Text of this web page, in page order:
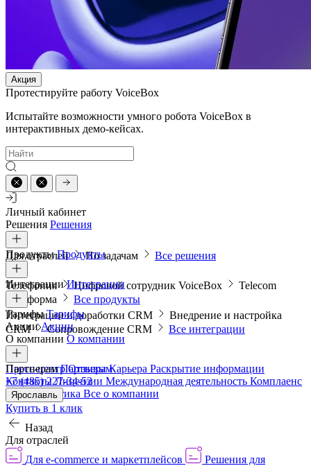
Акция
Протестируйте работу VoiceBox
Испытайте возможности умного робота VoiceBox в
интерактивных демо-кейсах.
Личный кабинет
Решения Решения
Для отраслей По задачам Все решения
ПродуктыПродукты
Телефония Цифровой сотрудник VoiceBox
Telecom
платформа
Все продукты
ИнтеграцииИнтеграции
Интеграции и доработки CRM
Внедрение и настройка
CRM
Сопровождение CRM Все интеграции
ТарифыТарифы
АкцииАкции
О компании О компании
Пресс-центрОтзывыКарьера Раскрытие информации
КонтактыЛицензии Международная деятельность Комплаенс
и деловая этика Все о компании
ПартнерамПартнерам
+7 (485) 227-34-52
Ярославль
Купить в 1 клик
Назад
Для отраслей
Для e-commerce и маркетплейсов
Решения для